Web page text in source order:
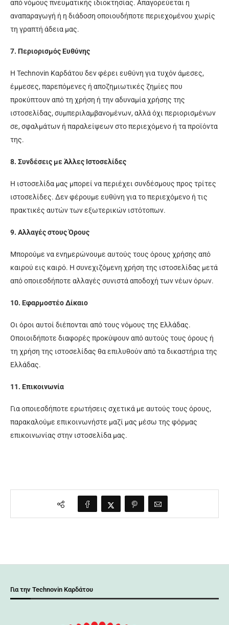
από νόμους πνευματικής ιδιοκτησίας. Απαγορεύεται η
αναπαραγωγή ή η διάδοση οποιουδήποτε περιεχομένου χωρίς
τη γραπτή άδεια μας.
7. Περιορισμός Ευθύνης
Η Technovin Καρδάτου δεν φέρει ευθύνη για τυχόν άμεσες,
έμμεσες, παρεπόμενες ή αποζημιωτικές ζημίες που
προκύπτουν από τη χρήση ή την αδυναμία χρήσης της
ιστοσελίδας, συμπεριλαμβανομένων, αλλά όχι περιορισμένων
σε, σφαλμάτων ή παραλείψεων στο περιεχόμενο ή τα προϊόντα
της.
8. Συνδέσεις με Άλλες Ιστοσελίδες
Η ιστοσελίδα μας μπορεί να περιέχει συνδέσμους προς τρίτες
ιστοσελίδες. Δεν φέρουμε ευθύνη για το περιεχόμενο ή τις
πρακτικές αυτών των εξωτερικών ιστότοπων.
9. Αλλαγές στους Όρους
Μπορούμε να ενημερώνουμε αυτούς τους όρους χρήσης από
καιρού εις καιρό. Η συνεχιζόμενη χρήση της ιστοσελίδας μετά
από οποιεσδήποτε αλλαγές συνιστά αποδοχή των νέων όρων.
10. Εφαρμοστέο Δίκαιο
Οι όροι αυτοί διέπονται από τους νόμους της Ελλάδας.
Οποιοιδήποτε διαφορές προκύψουν από αυτούς τους όρους ή
τη χρήση της ιστοσελίδας θα επιλυθούν από τα δικαστήρια της
Ελλάδας.
11. Επικοινωνία
Για οποιεσδήποτε ερωτήσεις σχετικά με αυτούς τους όρους,
παρακαλούμε επικοινωνήστε μαζί μας μέσω της φόρμας
επικοινωνίας στην ιστοσελίδα μας.
Για την Technovin Καρδάτου